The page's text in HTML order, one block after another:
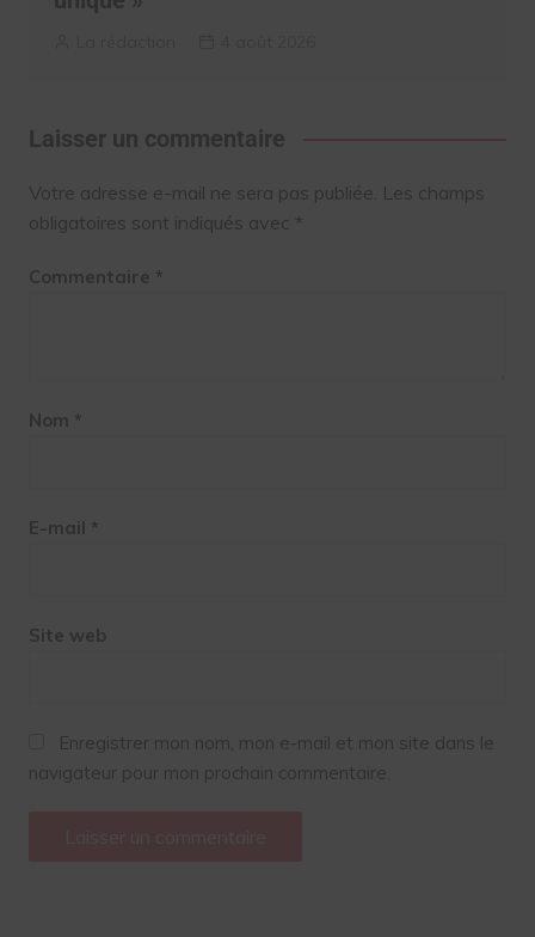
Laisser un commentaire
Votre adresse e-mail ne sera pas publiée. Les champs
obligatoires sont indiqués avec *
Commentaire *
Nom *
E-mail *
Site web
Enregistrer mon nom, mon e-mail et mon site dans le
navigateur pour mon prochain commentaire.